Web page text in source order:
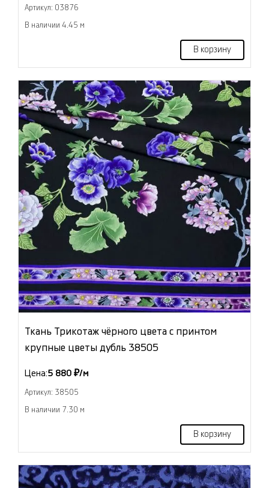
Артикул: 03876
В наличии 4.45 м
В корзину
Ткань Трикотаж чёрного цвета с принтом
крупные цветы дубль 38505
Цена:5 880 ₽/м
Артикул: 38505
В наличии 7.30 м
В корзину